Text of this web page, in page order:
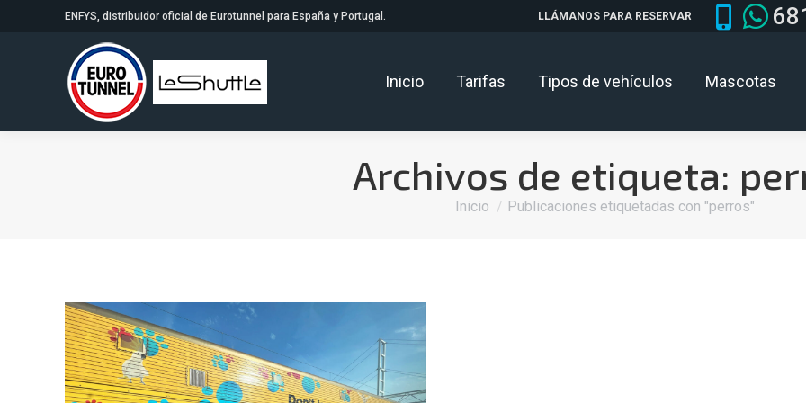
ENFYS, distribuidor oficial de Eurotunnel para España y Portugal. LLÁMANOS PARA RESERVAR
Inicio Tarifas Tipos de vehículos Mascotas
Archivos de etiqueta:
Estás aquí:
Inicio Publicaciones etiquetadas con "perros"